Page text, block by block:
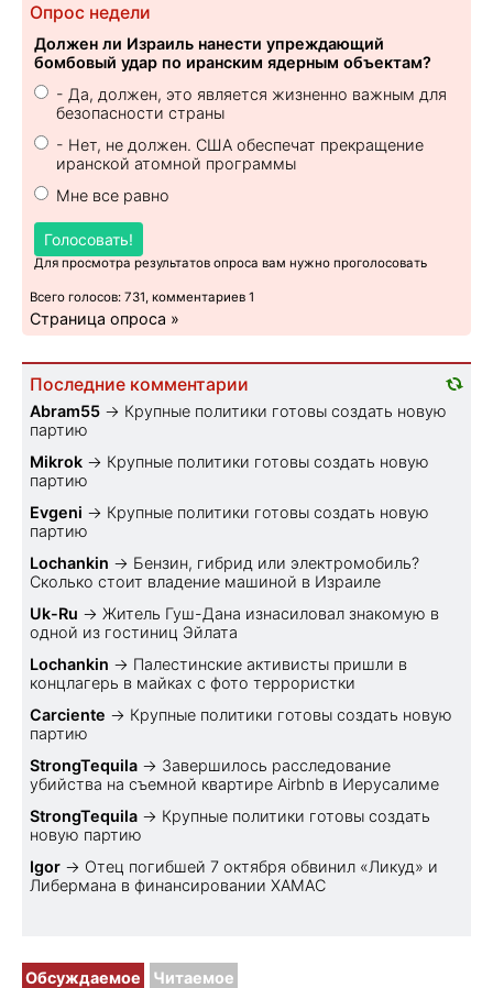
Опрос недели
Должен ли Израиль нанести упреждающий
бомбовый удар по иранским ядерным объектам?
- Да, должен, это является жизненно важным для
безопасности страны
- Нет, не должен. США обеспечат прекращение
иранской атомной программы
Мне все равно
Голосовать!
Для просмотра результатов опроса вам нужно проголосовать
Всего голосов: 731, комментариев 1
Страница опроса »
Последние комментарии
Abram55 → Крупные политики готовы создать новую
партию
Mikrok → Крупные политики готовы создать новую
партию
Evgeni → Крупные политики готовы создать новую
партию
Lochankin → Бензин, гибрид или электромобиль?
Cколько стоит владение машиной в Израиле
Uk-Ru → Житель Гуш-Дана изнасиловал знакомую в
одной из гостиниц Эйлата
Lochankin → Палестинские активисты пришли в
концлагерь в майках с фото террористки
Carciente → Крупные политики готовы создать новую
партию
StrongTequila → Завершилось расследование
убийства на съемной квартире Airbnb в Иерусалиме
StrongTequila → Крупные политики готовы создать
новую партию
Igor → Отец погибшей 7 октября обвинил «Ликуд» и
Либермана в финансировании ХАМАС
Обсуждаемое Читаемое